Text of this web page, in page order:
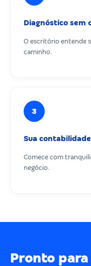
Diagnóstico sem
O escritório entende
caminho.
3
Sua
Comece com
negócio.
Pronto